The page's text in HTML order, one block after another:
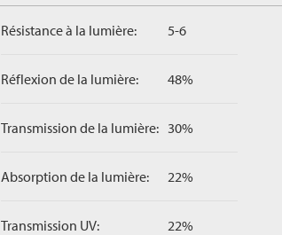
Résistance à la lumière: 5-6
Réflexion de la lumière: 48%
Transmission de la lumière: 30%
Absorption de la lumière: 22%
Transmission UV: 22%